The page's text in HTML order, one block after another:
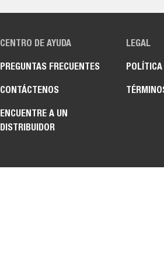
CENTRO DE AYUDA
PREGUNTAS FRECUENTES
CONTÁCTENOS
ENCUENTRE A UN
DISTRIBUIDOR
LEGAL
POLÍTICA